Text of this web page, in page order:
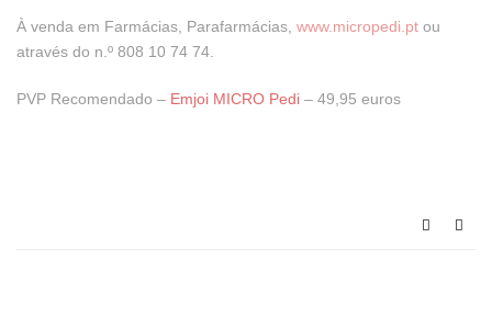
À venda em Farmácias, Parafarmácias, www.micropedi.pt ou
através do n.º 808 10 74 74.
PVP Recomendado – Emjoi MICRO Pedi – 49,95 euros